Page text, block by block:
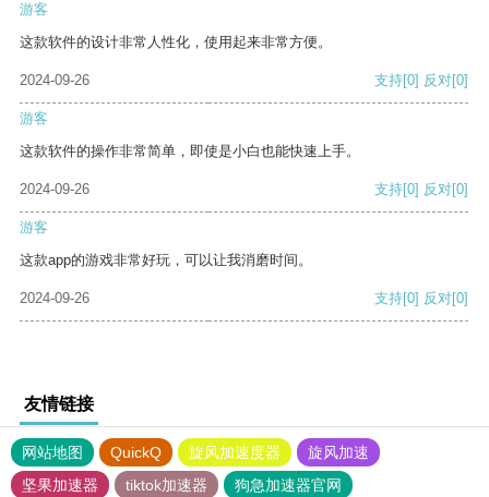
游客
这款软件的设计非常人性化，使用起来非常方便。
2024-09-26 支持[0] 反对[0]
游客
这款软件的操作非常简单，即使是小白也能快速上手。
2024-09-26 支持[0] 反对[0]
游客
这款app的游戏非常好玩，可以让我消磨时间。
2024-09-26 支持[0] 反对[0]
友情链接
网站地图 QuickQ 旋风加速度器
旋风加速
坚果加速器
tiktok加速器
狗急加速器官网